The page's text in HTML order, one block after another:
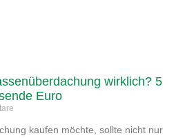
wirklich? 5
Euro
kaufen möchte, sollte nicht nur